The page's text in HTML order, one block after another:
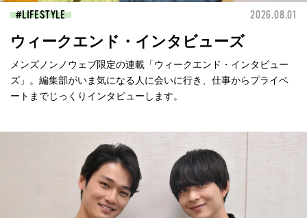
LIFESTYLE 2026.08.01
ウィークエンド・インタビューズ
メンズノンノウェブ限定の連載「ウィークエンド・インタビュー
ズ」。編集部がいま気になる人に会いに行き、仕事からプライベ
ートまでじっくりインタビューします。